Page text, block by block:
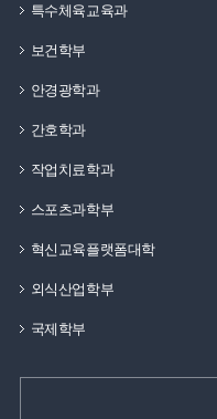
특수체육교육과
보건학부
안경광학과
간호학과
작업치료학과
스포츠과학부
혁신교육플랫폼대학
외식산업학부
국제학부